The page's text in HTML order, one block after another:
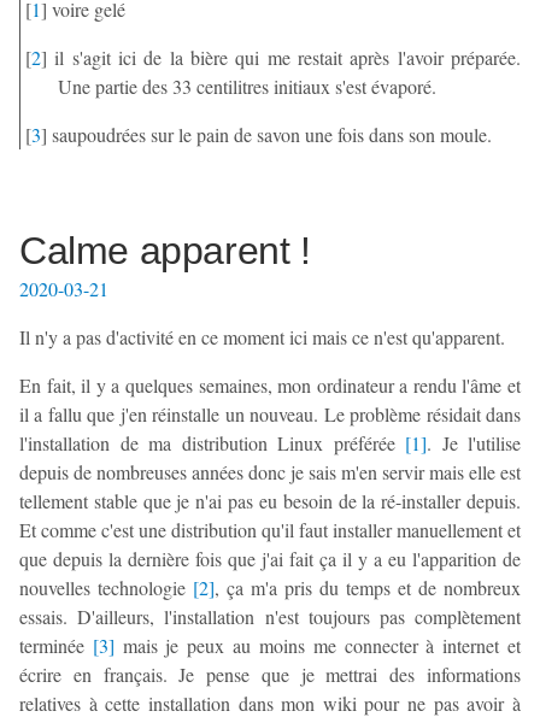
[1] voire gelé
[2] il s'agit ici de la bière qui me restait après l'avoir préparée.
Une partie des 33 centilitres initiaux s'est évaporé.
[3] saupoudrées sur le pain de savon une fois dans son moule.
Calme apparent !
2020-03-21
Il n'y a pas d'activité en ce moment ici mais ce n'est qu'apparent.
En fait, il y a quelques semaines, mon ordinateur a rendu l'âme et
il a fallu que j'en réinstalle un nouveau. Le problème résidait dans
l'installation de ma distribution Linux préférée [1]. Je l'utilise
depuis de nombreuses années donc je sais m'en servir mais elle est
tellement stable que je n'ai pas eu besoin de la ré-installer depuis.
Et comme c'est une distribution qu'il faut installer manuellement et
que depuis la dernière fois que j'ai fait ça il y a eu l'apparition de
nouvelles technologie [2], ça m'a pris du temps et de nombreux
essais. D'ailleurs, l'installation n'est toujours pas complètement
terminée [3] mais je peux au moins me connecter à internet et
écrire en français. Je pense que je mettrai des informations
relatives à cette installation dans mon wiki pour ne pas avoir à